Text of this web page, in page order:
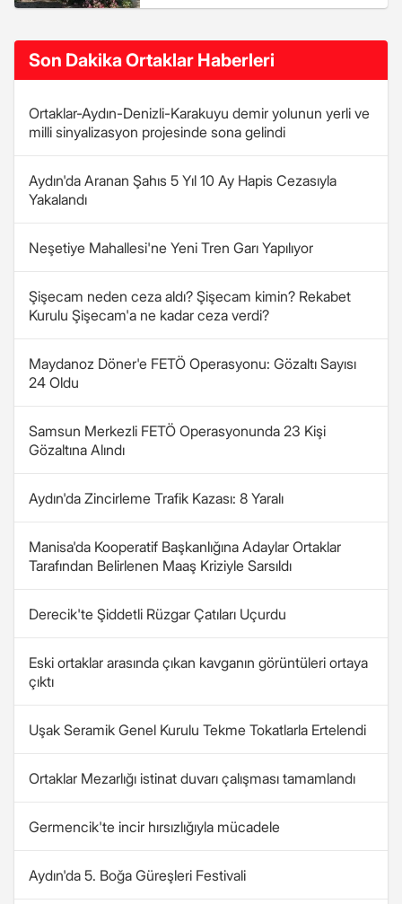
Son Dakika Ortaklar Haberleri
Ortaklar-Aydın-Denizli-Karakuyu demir yolunun yerli ve
milli sinyalizasyon projesinde sona gelindi
Aydın'da Aranan Şahıs 5 Yıl 10 Ay Hapis Cezasıyla
Yakalandı
Neşetiye Mahallesi'ne Yeni Tren Garı Yapılıyor
Şişecam neden ceza aldı? Şişecam kimin? Rekabet
Kurulu Şişecam'a ne kadar ceza verdi?
Maydanoz Döner'e FETÖ Operasyonu: Gözaltı Sayısı
24 Oldu
Samsun Merkezli FETÖ Operasyonunda 23 Kişi
Gözaltına Alındı
Aydın'da Zincirleme Trafik Kazası: 8 Yaralı
Manisa'da Kooperatif Başkanlığına Adaylar Ortaklar
Tarafından Belirlenen Maaş Kriziyle Sarsıldı
Derecik'te Şiddetli Rüzgar Çatıları Uçurdu
Eski ortaklar arasında çıkan kavganın görüntüleri ortaya
çıktı
Uşak Seramik Genel Kurulu Tekme Tokatlarla Ertelendi
Ortaklar Mezarlığı istinat duvarı çalışması tamamlandı
Germencik'te incir hırsızlığıyla mücadele
Aydın'da 5. Boğa Güreşleri Festivali